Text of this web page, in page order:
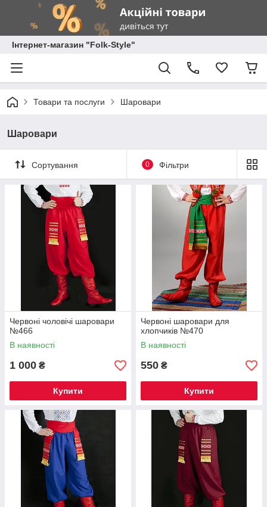
Інтернет-магазин "Folk-Style"
Товари та послуги Шаровари
Шаровари
Сортування 0 Фільтри
Червоні чоловічі шаровари
№466
В наявності
1 000 ₴
Купити
Червоні шаровари для
хлопчиків №470
В наявності
550 ₴
Купити